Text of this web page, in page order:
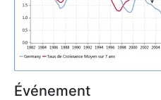
Événement